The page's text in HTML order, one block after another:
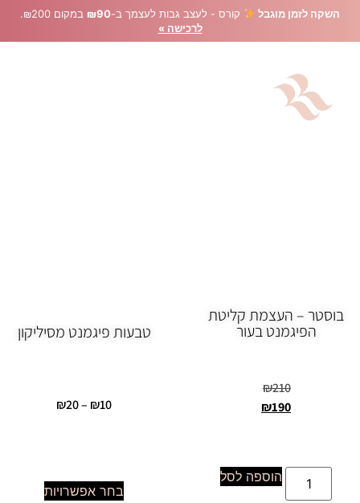
השקה לזמן מוגבל קורס - לעצב גבות לעצמך ב-₪90 במקום ₪200.
לרכישה »
בוסטר – העצמת קליטת
הפיגמנט בעור
₪210
₪190
הוספה לסל
טבעות פיגמנט מסיליקון
₪10
–
₪20
בחר אפשרויות